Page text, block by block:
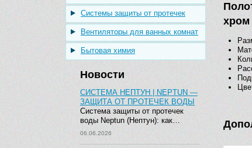
Системы защиты от протечек
Вентиляторы для ванных комнат
Бытовая химия
Новости
СИСТЕМА НЕПТУН | NEPTUN —
ЗАЩИТА ОТ ПРОТЕЧЕК ВОДЫ
Система защиты от протечек
воды Neptun (Нептун): как…
06.06.2026
хром